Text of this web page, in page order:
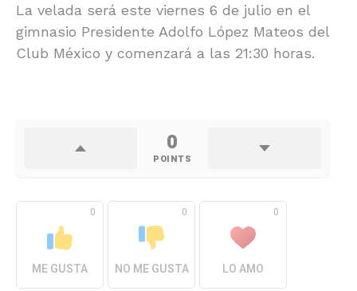
La velada será este viernes 6 de julio en el
gimnasio Presidente Adolfo López Mateos del
Club México y comenzará a las 21:30 horas.
0
POINTS
0
ME GUSTA
0
NO ME GUSTA
0
LO AMO